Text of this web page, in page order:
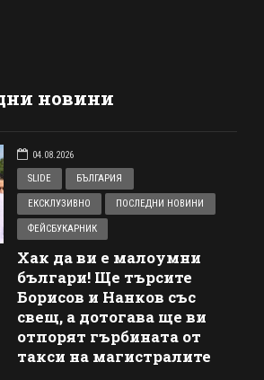
новини
04.08.2026
SLIDE
БЪЛГАРИЯ
ЕКСКЛУЗИВНО ПОСЛЕДНИ НОВИНИ
ФЕЙСБУКАРНИК
Хак да ви е малоумни
българи! Ще търсите
Борисов и Нанков със
свещ, а дотогава ще ви
отпорят гърбината от
такси на магистралите